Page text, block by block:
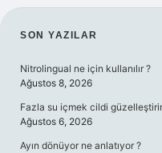
SIDEBAR
SON YAZILAR
Nitrolingual ne için kullanılır ?
Ağustos 8, 2026
Fazla su içmek cildi
Ağustos 6, 2026
Ayın dönüyor ne anlatıyor ?